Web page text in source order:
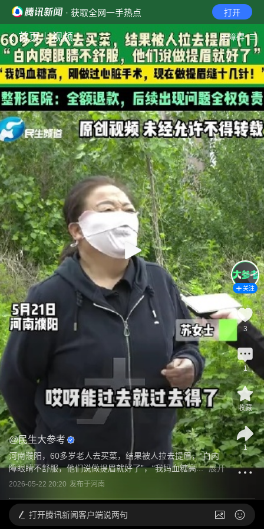
· 获取全网一手热点 打开
首页 视频 无障碍
@民生大参考
河南濮阳，60多岁老人去买菜，结果被人拉去提眉，“白内
障眼睛不舒服，他们说做提眉就好了”，“我妈血糖高... 展开
2026-05-22 20:20 发布于河南
关注
3
1
收藏
1
打开腾讯新闻客户端说两句